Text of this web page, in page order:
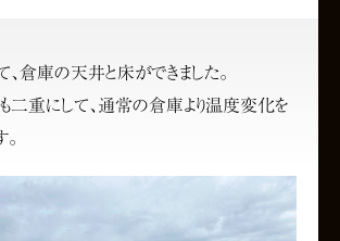
、倉庫の天井と床ができました。
二重にして、通常の倉庫より温度変化を